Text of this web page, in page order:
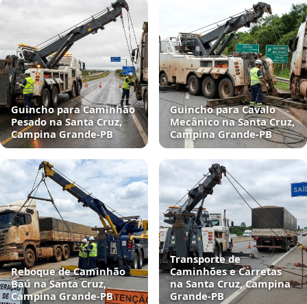
Guincho para Caminhão
Pesado na Santa Cruz,
Campina Grande‑PB
Guincho para Cavalo
Mecânico na Santa Cruz,
Campina Grande‑PB
Reboque de Caminhão
Baú na Santa Cruz,
Campina Grande‑PB
Transporte de
Caminhões e Carretas
na Santa Cruz, Campina
Grande‑PB